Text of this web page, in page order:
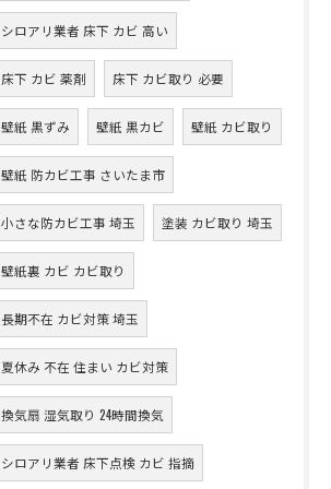
シロアリ業者 床下 カビ 高い
床下 カビ 薬剤 床下 カビ取り 必要
壁紙 黒ずみ 壁紙 黒カビ 壁紙 カビ取り
壁紙 防カビ工事 さいたま市
小さな防カビ工事 埼玉 塗装 カビ取り 埼玉
壁紙裏 カビ カビ取り
長期不在 カビ対策 埼玉
夏休み 不在 住まい カビ対策
換気扇 湿気取り 24時間換気
シロアリ業者 床下点検 カビ 指摘